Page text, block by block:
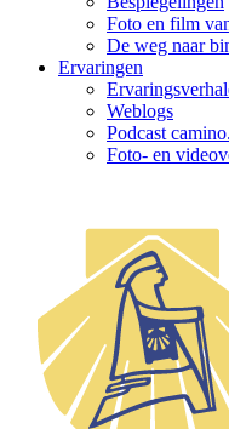
Foto en film
De weg naar
Ervaringen
Weblogs
Podcast
Foto- en